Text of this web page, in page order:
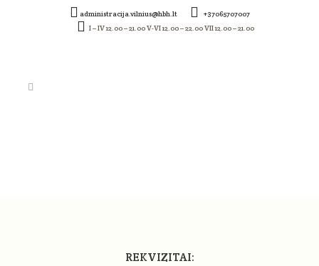
administracija.vilnius@hbh.lt
+37065707007
I – IV 12.00 – 21.00 V-VI 12.00 – 22.00 VII 12.00 – 21.00
REKVIZITAI: